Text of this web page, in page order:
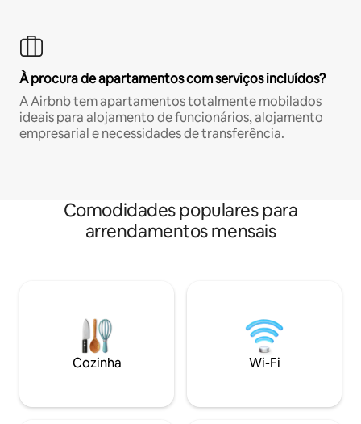
À procura de apartamentos com serviços incluídos?
A Airbnb tem apartamentos totalmente mobilados
ideais para alojamento de funcionários, alojamento
empresarial e necessidades de transferência.
Comodidades populares para
arrendamentos mensais
Cozinha Wi-Fi